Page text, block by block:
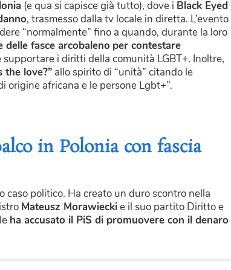
(e qua si capisce già tutto), dove i Black Eyed
, trasmesso dalla tv locale in diretta. L’evento
“normalmente” fino a quando, durante la loro
delle fasce arcobaleno per contestare
supportare i diritti della comunità LGBT+. Inoltre,
the love?” allo spirito di “unità” citando le
origine africana e le persone Lgbt+”.
in Polonia con fascia
politico. Ha creato un duro scontro nella
Mateusz Morawieckie il suo partito Diritto e
ha accusato il PiS di promuovere con il denaro